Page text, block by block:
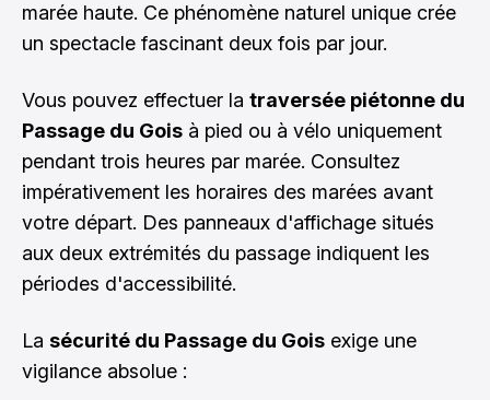
marée haute. Ce phénomène naturel unique crée
un spectacle fascinant deux fois par jour.
Vous pouvez effectuer la traversée piétonne du
Passage du Gois à pied ou à vélo uniquement
pendant trois heures par marée. Consultez
impérativement les horaires des marées avant
votre départ. Des panneaux d'affichage situés
aux deux extrémités du passage indiquent les
périodes d'accessibilité.
La sécurité du Passage du Gois exige une
vigilance absolue :